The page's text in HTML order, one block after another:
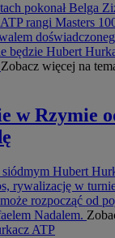
pokonał Belga
rangi Masters
będzie Hubert
Zobacz więcej na
w Rzymie
Hubert
rywalizację w
rozpocząć od
Nadalem.
ATP